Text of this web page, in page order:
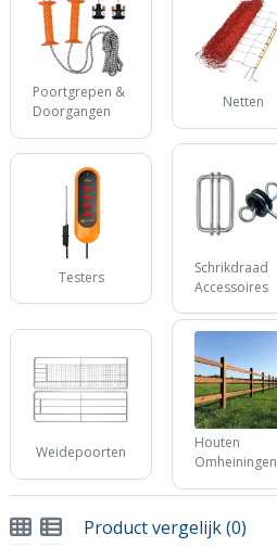
Poortgrepen &
Doorgangen
Netten
Testers
Schrikdraad
Accessoires
Weidepoorten
Houten
Omheiningen
Product vergelijk (0)